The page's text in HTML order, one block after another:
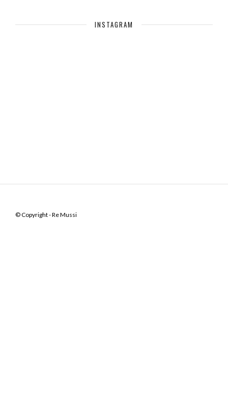
INSTAGRAM
© Copyright - Re Mussi